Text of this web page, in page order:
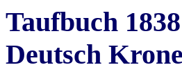
Taufbuch
Deutsch Krone